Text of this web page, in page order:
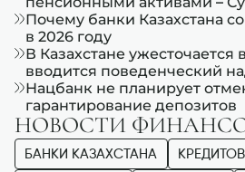
Почему банки Казахстана
в 2026 году
В Казахстане ужесточается
вводится поведенческий
Нацбанк не планирует
гарантирование депозитов
НОВОСТИ
БАНКИ КАЗАХСТАНА